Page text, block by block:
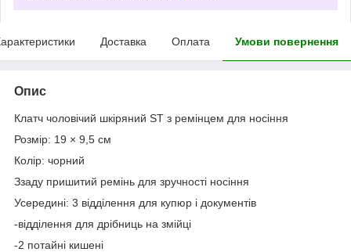
Доставка Оплата Умови повернення
Опис
Клатч чоловічий шкіряний ST з ремінцем для носіння
Розмір: 19 × 9,5 см
Колір: чорний
Ззаду пришитий ремінь для зручності носіння
Усередині: 3 відділення для купюр і документів
-відділення для дрібниць на змійці
-2 потайні кишені